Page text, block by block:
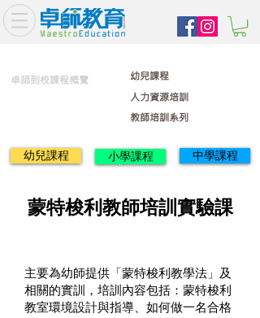
卓師到校課程概覽
人力資源培訓
教師培訓系列
幼兒課程
幼兒課程 小學課程 中學課程
主要為幼師提供「蒙特梭利教學法」及
相關的實訓，培訓內容包括：蒙特梭利
教室環境設計與指導、如何做一名合格
蒙特梭利教師培訓實驗課